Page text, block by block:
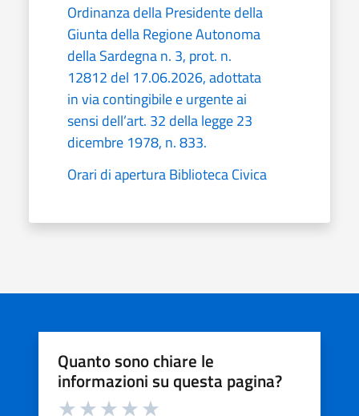
Ordinanza della Presidente della
Giunta della Regione Autonoma
della Sardegna n. 3, prot. n.
12812 del 17.06.2026, adottata
in via contingibile e urgente ai
sensi dell’art. 32 della legge 23
dicembre 1978, n. 833.
Orari di apertura Biblioteca Civica
Quanto sono chiare le
informazioni su questa pagina?
Valuta da 1 a 5 stelle la pagina